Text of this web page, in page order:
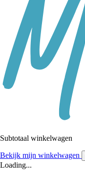
Subtotaal winkelwagen
Bekijk mijn winkelwagen
Loading...